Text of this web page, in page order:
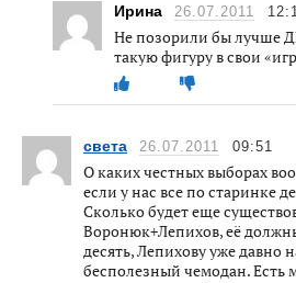
Ирина 26.07.2011
Не позорили бы лучше
такую фигуру в свои
света 26.07.2011 09:51
О каких честных выборах
если у нас все по старинке
Сколько будет еще
Воронюк+Лепихов, её
десять, Лепихову уже давно
бесполезный чемодан. Есть